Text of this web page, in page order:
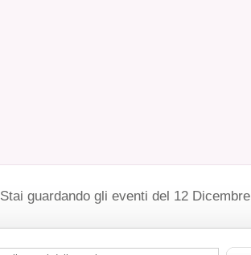
Stai guardando gli eventi del 12 Dicembre